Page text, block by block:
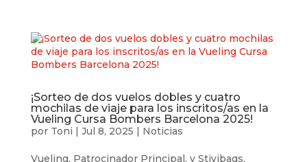
¡Sorteo de dos vuelos dobles y cuatro
mochilas de viaje para los inscritos/as en la
Vueling Cursa Bombers Barcelona 2025!
por Toni Jul 8, 2025 Noticias
Vueling, Patrocinador Principal, y Stivibags,